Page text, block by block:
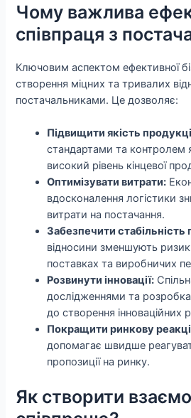
Чому важлива
співпраця з
Ключовим аспектом ефективної
створення міцних та тривалих
постачальниками. Це дозволяє:
Підвищити якість
стандартами та контролем
високий рівень кінцевої
Оптимізувати витрати:
вдосконалення логістики
витрати на постачання.
Забезпечити стабільність
відносини зменшують
поставках та виробничих
Розвинути інновації:
дослідженнями та
до створення інноваційних
Покращити ринкову
допомагає швидше
пропозиції на ринку.
Як створити